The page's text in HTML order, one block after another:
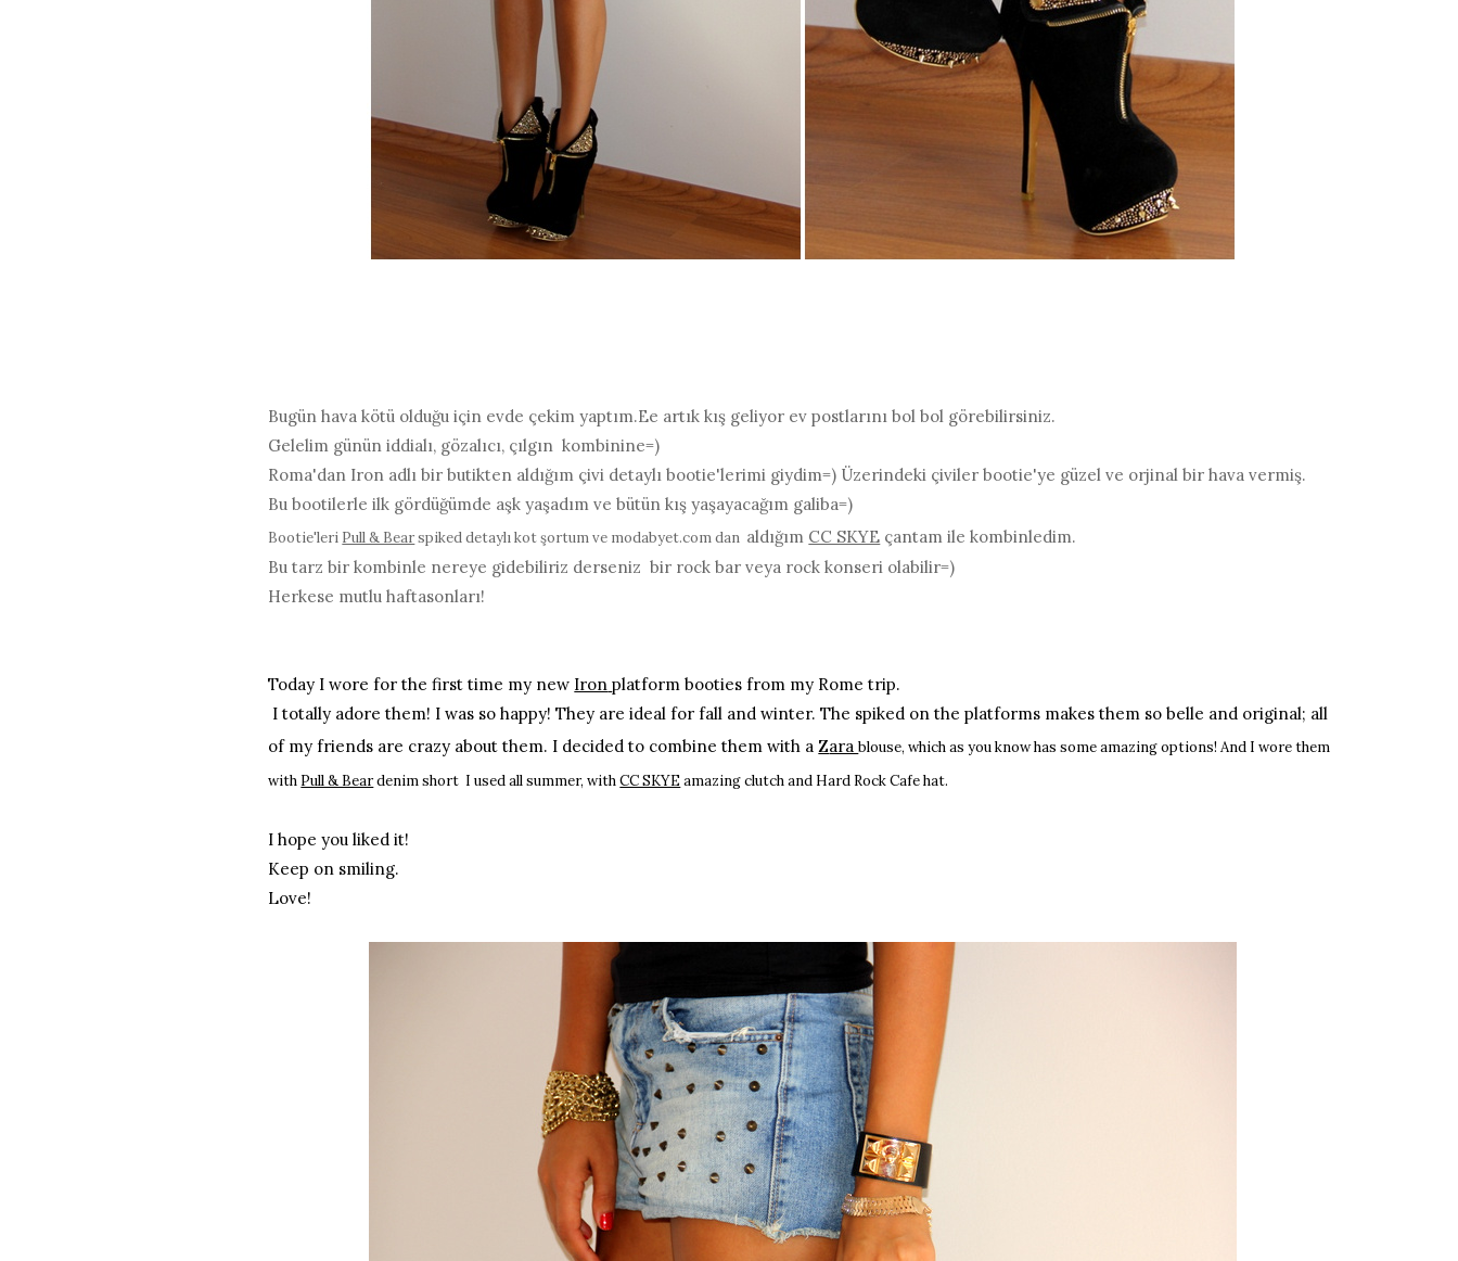
Bugün hava kötü olduğu için evde çekim yaptım.Ee artık kış geliyor ev postlarını bol bol görebilirsiniz.
Gelelim günün iddialı, gözalıcı, çılgın kombinine=)
Roma'dan Iron adlı bir butikten aldığım çivi detaylı bootie'lerimi giydim=) Üzerindeki çiviler bootie'ye güzel ve orjinal bir hava vermiş.
Bu bootilerle ilk gördüğümde aşk yaşadım ve bütün kış yaşayacağım galiba=)
Bootie'leri Pull & Bearspiked detaylı kot şortum ve modabyet.com dan aldığım CC SKYE çantam ile kombinledim.
Bu tarz bir kombinle nereye gidebiliriz derseniz bir rock bar veya rock konseri olabilir=)
Herkese mutlu haftasonları!
Today I wore for the first time my new Iron platform booties from my Rome trip.
I totally adore them! I was so happy! They are ideal for fall and winter. The spiked on the platforms makes them so belle and original; all
of my friends are crazy about them. I decided to combine them with aZarablouse, which as you know has some amazing options! And I wore them
with Pull & Beardenim short I used all summer, withCC SKYE amazing clutch and Hard Rock Cafe hat.
I hope you liked it!
Keep on smiling.
Love!